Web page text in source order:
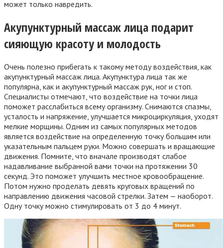
может только навредить.
Акупунктурный массаж лица подарит
сияющую красоту и молодость
Очень полезно прибегать к такому методу воздействия, как
акупунктурный массаж лица. Акупунктура лица так же
популярна, как и акупунктурный массаж рук, ног и стоп.
Специалисты отмечают, что воздействие на точки лица
поможет расслабиться всему организму. Снимаются спазмы,
усталость и напряжение, улучшается микроциркуляция, уходят
мелкие морщины. Одним из самых популярных методов
является воздействие на определенную точку большим или
указательным пальцем руки. Можно совершать и вращающие
движения. Помните, что вначале производят слабое
надавливание выбранной вами точки на протяжении 30
секунд. Это поможет улучшить местное кровообращение.
Потом нужно проделать девять круговых вращений по
направлению движения часовой стрелки. Затем — наоборот.
Одну точку можно стимулировать от 3 до 4 минут.